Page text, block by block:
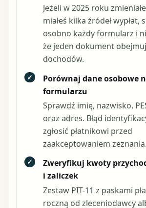
Jeżeli w 2025 roku
miałeś kilka źródeł wypłat,
osobno każdy formularz i
że jeden dokument
dochodów.
✓
Porównaj dane osobowe
formularzu
Sprawdź imię, nazwisko,
oraz adres. Błąd
zgłosić płatnikowi przed
zaakceptowaniem zeznania.
✓
Zweryfikuj kwoty
i zaliczek
Zestaw PIT-11 z paskami
roczną od zleceniodawcy